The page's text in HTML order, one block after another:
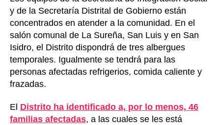
y de la Secretaría Distrital de Gobierno están
concentrados en atender a la comunidad. En el
salón comunal de La Sureña, San Luis y en San
Isidro, el Distrito dispondrá de tres albergues
temporales. Igualmente se tendrá para las
personas afectadas refrigerios, comida caliente y
frazadas.
El Distrito ha identificado a, por lo menos, 46
familias afectadas, a las cuales se les está